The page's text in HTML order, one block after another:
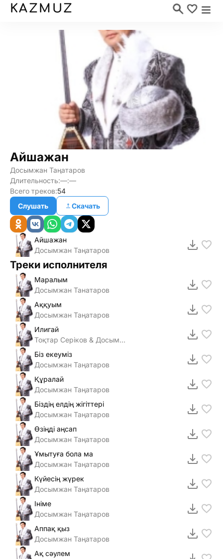
KAZMUZ
Айшажан
Досымжан Таңатаров
Длительность:—:—
Всего треков:54
Слушать
Скачать
Айшажан
Досымжан Таңатаров
Треки исполнителя
Маралым
Досымжан Танатаров
Аққуым
Досымжан Таңатаров
Илигай
Тоқтар Серіков & Досымжан Таңатаров & Саят Медеуов
Біз екеуміз
Досымжан Таңатаров
Құралай
Досымжан Таңатаров
Біздің елдің жігіттері
Досымжан Таңатаров
Өзiңдi аңсап
Досымжан Таңатаров
Ұмытуға бола ма
Досымжан Таңатаров
Күйесің жүрек
Досымжан Таңатаров
Ініме
Досымжан Таңатаров
Аппақ қыз
Досымжан Таңатаров
Ақ сәулем